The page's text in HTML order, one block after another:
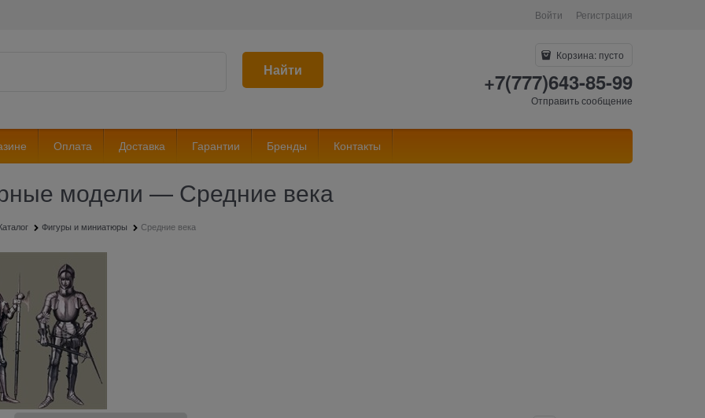
Войти Регистрация
Найти
Корзина: пусто
+7(777)643-85-99
Отправить сообщение
Оплата Доставка Гарантии Бренды Контакты
модели — Средние века
Фигуры и миниатюры Средние века